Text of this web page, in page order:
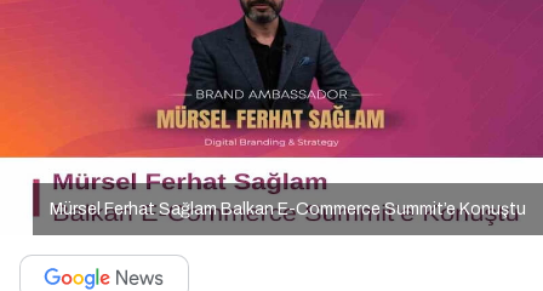
Mürsel Ferhat Sağlam Balkan E-Commerce Summit’e Konuştu